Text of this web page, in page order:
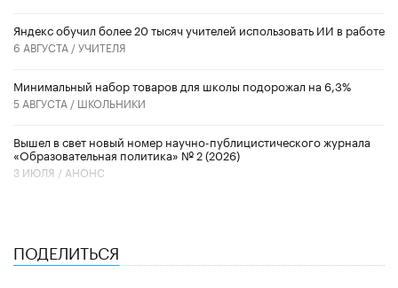
​Яндекс обучил более 20 тысяч учителей использовать ИИ в работе
6 АВГУСТА /УЧИТЕЛЯ
Минимальный набор товаров для школы подорожал на 6,3%
5 АВГУСТА / ШКОЛЬНИКИ
Вышел в свет новый номер научно-публицистического журнала
«Образовательная политика» № 2 (2026)
3 ИЮЛЯ / АНОНС
ПОДЕЛИТЬСЯ